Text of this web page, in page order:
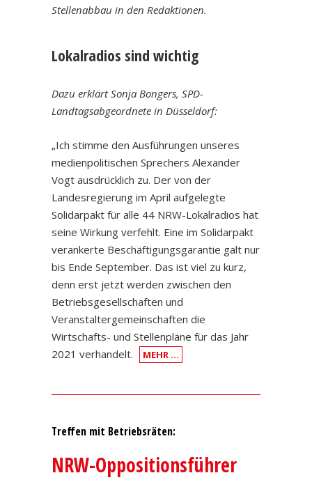
Stellenabbau in den Redaktionen.
Lokalradios sind wichtig
Dazu erklärt Sonja Bongers, SPD-
Landtagsabgeordnete in Düsseldorf:
„Ich stimme den Ausführungen unseres
medienpolitischen Sprechers Alexander
Vogt ausdrücklich zu. Der von der
Landesregierung im April aufgelegte
Solidarpakt für alle 44 NRW-Lokalradios hat
seine Wirkung verfehlt. Eine im Solidarpakt
verankerte Beschäftigungsgarantie galt nur
bis Ende September. Das ist viel zu kurz,
denn erst jetzt werden zwischen den
Betriebsgesellschaften und
Veranstaltergemeinschaften die
Wirtschafts- und Stellenpläne für das Jahr
2021 verhandelt.
MEHR …
Treffen mit Betriebsräten:
NRW-Oppositionsführer